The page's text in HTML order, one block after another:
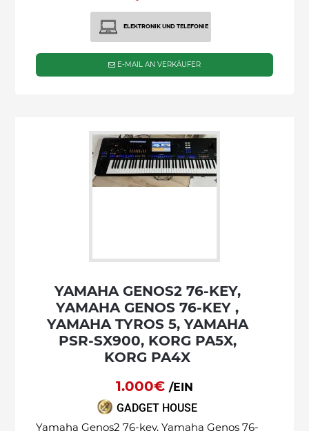
ELEKTRONIK UND TELEFONIE
E-MAIL AN VERKÄUFER
YAMAHA GENOS2 76-KEY,
YAMAHA GENOS 76-KEY ,
YAMAHA TYROS 5, YAMAHA
PSR-SX900, KORG PA5X,
KORG PA4X
1.000€ /EIN
GADGET HOUSE
Yamaha Genos2 76-key, Yamaha Genos 76-